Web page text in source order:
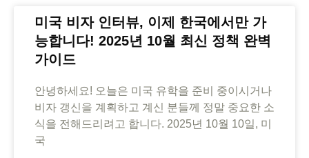
미국 비자 인터뷰, 이제 한국에서만 가
능합니다! 2025년 10월 최신 정책 완벽
가이드
안녕하세요! 오늘은 미국 유학을 준비 중이시거나
비자 갱신을 계획하고 계신 분들께 정말 중요한 소
식을 전해드리려고 합니다. 2025년 10월 10일, 미
국